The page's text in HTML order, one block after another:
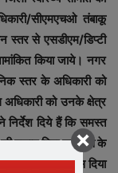
सीएमएचओ तंबाकू
स्तर से एसडीएम/डिप्टी
किया जाये। नगर
स्तर के अधिकारी को
को उनके क्षेत्र
निर्देश दिये हैं कि समस्त
दुकान बिना लायसेंस के
को लायसेंस दिया